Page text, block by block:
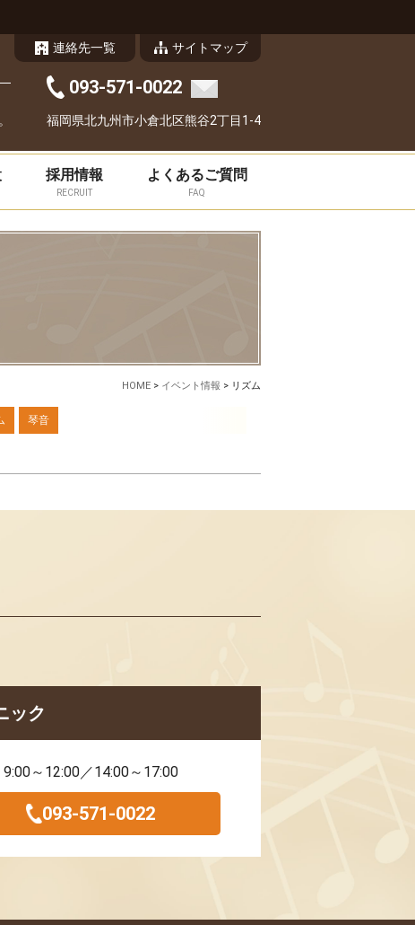
093-571-0022
福岡県北九州市小倉北区熊谷2丁目1-4
連絡先一覧 サイトマップ
採用情報
RECRUIT
よくあるご質問
FAQ
HOME > イベント情報 > リズム
琴音
ック
9:00～12:00／14:00～17:00
093-571-0022